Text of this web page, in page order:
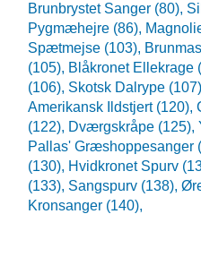
Brunbrystet Sanger (80),
Pygmæhejre (86),
Spætmejse (103),
(105), Blåkronet Ellekrage
(106), Skotsk Dalrype
Amerikansk Ildstjert (120),
(122), Dværgskråpe (125),
Pallas' Græshoppesanger
(130), Hvidkronet Spurv
(133), Sangspurv (138),
Kronsanger (140),